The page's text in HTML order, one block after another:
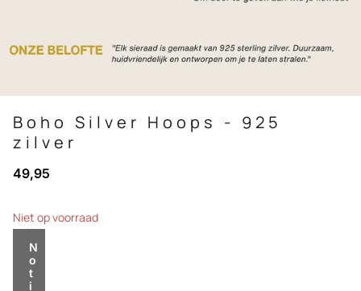
Boho Silver Hoops - 925
zilver
49,95
Niet op voorraad
N
o
t
i